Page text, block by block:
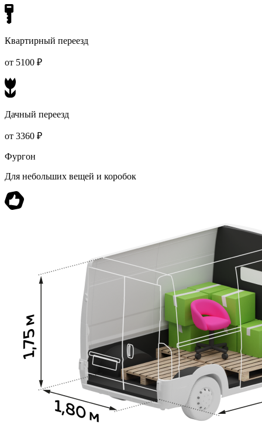
Квартирный переезд
от 5100 ₽
Дачный переезд
от 3360 ₽
Фургон
Для небольших вещей и коробок